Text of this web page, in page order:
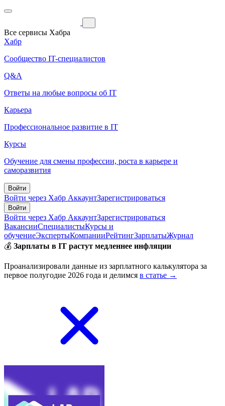
Все сервисы Хабра
Хабр
Сообщество IT-специалистов
Q&A
Ответы на любые вопросы об IT
Карьера
Профессиональное развитие в IT
Курсы
Обучение для смены профессии, роста в карьере и
саморазвития
Войти
Войти через Хабр АккаунтЗарегистрироваться
Войти
Войти через Хабр АккаунтЗарегистрироваться
ВакансииСпециалистыКурсы и
обучениеЭкспертыКомпанииРейтингЗарплатыЖурнал
💰 Зарплаты в IT растут медленнее инфляции
Проанализировали данные из зарплатного калькулятора за
первое полугодие 2026 года и делимся в статье →